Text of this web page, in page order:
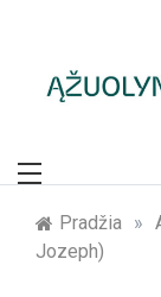
Pradžia »
Jozeph)